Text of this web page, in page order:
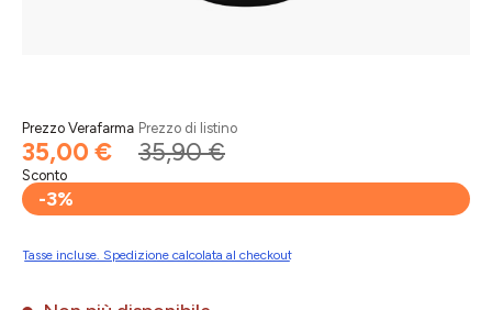
Prezzo Verafarma
35,00 €
Prezzo di listino
35,90 €
Sconto
-3%
Tasse incluse. Spedizione calcolata al checkout